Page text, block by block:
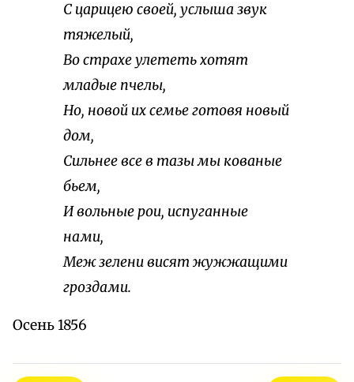
С царицею своей, услыша звук
тяжелый,
Во страхе улететь хотят
младые пчелы,
Но, новой их семье готовя новый
дом,
Сильнее все в тазы мы кованые
бьем,
И вольные рои, испуганные
нами,
Меж зелени висят жужжащими
гроздами.
Осень 1856